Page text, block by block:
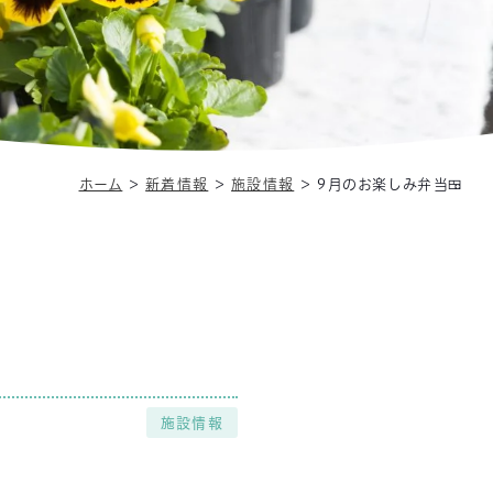
ホーム ＞新着情報 ＞施設情報 ＞ 9月のお楽しみ弁当🍱
施設情報